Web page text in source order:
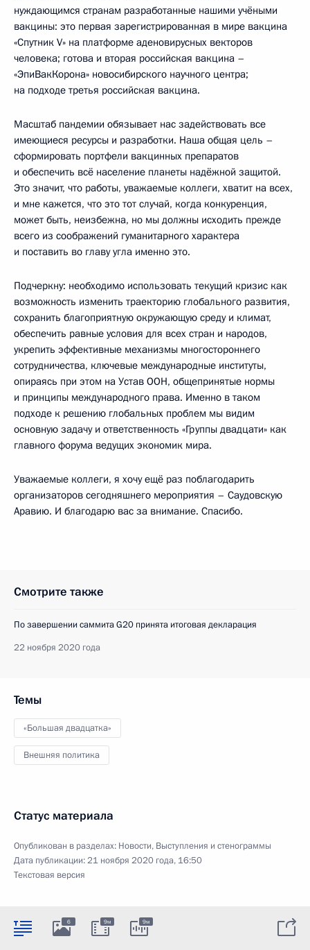
нуждающимся странам разработанные нашими учёными
вакцины: это первая зарегистрированная в мире вакцина
«Спутник V» на платформе аденовирусных векторов
человека; готова и вторая российская вакцина –
«ЭпиВакКорона» новосибирского научного центра;
на подходе третья российская вакцина.
Масштаб пандемии обязывает нас задействовать все
имеющиеся ресурсы и разработки. Наша общая цель –
сформировать портфели вакцинных препаратов
и обеспечить всё население планеты надёжной защитой.
Это значит, что работы, уважаемые коллеги, хватит на всех,
и мне кажется, что это тот случай, когда конкуренция,
может быть, неизбежна, но мы должны исходить прежде
всего из соображений гуманитарного характера
и поставить во главу угла именно это.
Подчеркну: необходимо использовать текущий кризис как
возможность изменить траекторию глобального развития,
сохранить благоприятную окружающую среду и климат,
обеспечить равные условия для всех стран и народов,
укрепить эффективные механизмы многостороннего
сотрудничества, ключевые международные институты,
опираясь при этом на Устав ООН, общепринятые нормы
и принципы международного права. Именно в таком
подходе к решению глобальных проблем мы видим
основную задачу и ответственность «Группы двадцати» как
главного форума ведущих экономик мира.
Уважаемые коллеги, я хочу ещё раз поблагодарить
организаторов сегодняшнего мероприятия – Саудовскую
Аравию. И благодарю вас за внимание. Спасибо.
Смотрите также
По завершении саммита G20 принята итоговая декларация
22 ноября 2020 года
Темы
«Большая двадцатка»
Внешняя политика
Статус материала
Опубликован в разделах: Новости, Выступления и стенограммы
Дата публикации:21 ноября 2020 года, 16:50
Текстовая версия
6 9м 9м